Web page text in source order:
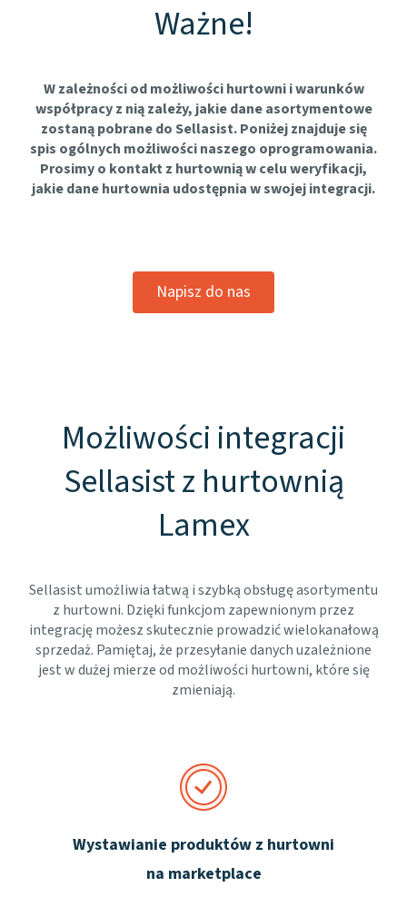
Ważne!
W zależności od możliwości hurtowni i warunków
współpracy z nią zależy, jakie dane asortymentowe
zostaną pobrane do Sellasist. Poniżej znajduje się
spis ogólnych możliwości naszego oprogramowania.
Prosimy o kontakt z hurtownią w celu weryfikacji,
jakie dane hurtownia udostępnia w swojej integracji.
Napisz do nas
Możliwości integracji
Sellasist z hurtownią
Lamex
Sellasist umożliwia łatwą i szybką obsługę asortymentu
z hurtowni. Dzięki funkcjom zapewnionym przez
integrację możesz skutecznie prowadzić wielokanałową
sprzedaż. Pamiętaj, że przesyłanie danych uzależnione
jest w dużej mierze od możliwości hurtowni, które się
zmieniają.
Wystawianie produktów z hurtowni
na marketplace